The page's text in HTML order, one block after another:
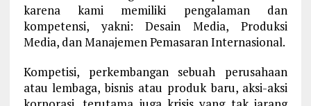
karena kami memiliki pengalaman dan
kompetensi, yakni: Desain Media, Produksi
Media, dan Manajemen Pemasaran Internasional.
Kompetisi, perkembangan sebuah perusahaan
atau lembaga, bisnis atau produk baru, aksi-aksi